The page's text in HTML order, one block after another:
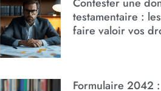
Contester une
testamentaire :
faire valoir vos
Formulaire 2042